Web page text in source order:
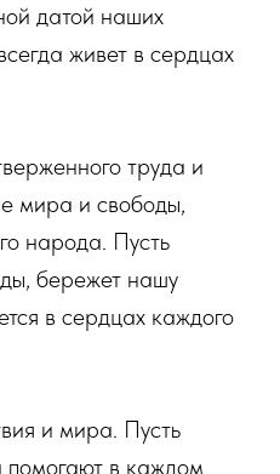
датой наших
живет в сердцах
труда и
мира и свободы,
народа. Пусть
бережет нашу
в сердцах каждого
и мира. Пусть
помогают в каждом